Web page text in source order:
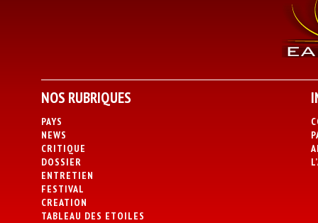
NOS RUBRIQUES
PAYS
NEWS
CRITIQUE
DOSSIER
ENTRETIEN
FESTIVAL
CREATION
TABLEAU DES ETOILES